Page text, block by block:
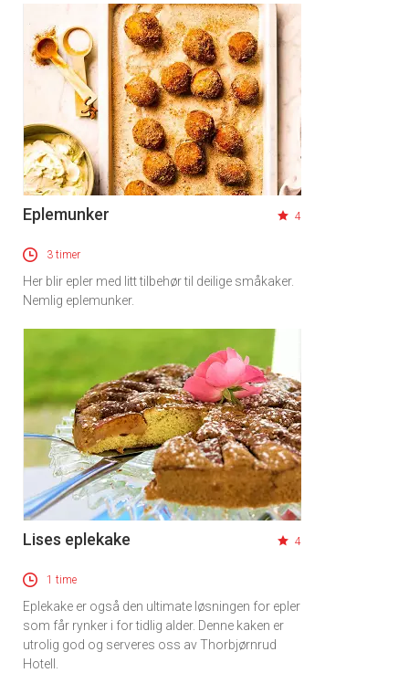
Eplemunker 4
3 timer
Her blir epler med litt tilbehør til deilige småkaker.
Nemlig eplemunker.
Lises eplekake 4
1 time
Eplekake er også den ultimate løsningen for epler
som får rynker i for tidlig alder. Denne kaken er
utrolig god og serveres oss av Thorbjørnrud
Hotell.